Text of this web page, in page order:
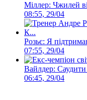
Міллер: Чжилей
08:55, 29/04
Розьє: Я
07:55, 29/04
Вайлдер: Саудити
06:45, 29/04